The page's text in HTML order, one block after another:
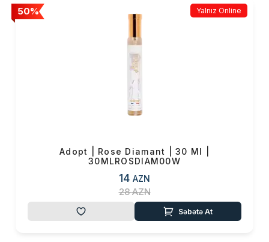
50% Yalnız Online
Adopt | Rose Diamant | 30 Ml |
30MLROSDIAM00W
14 AZN
28AZN
Səbətə At